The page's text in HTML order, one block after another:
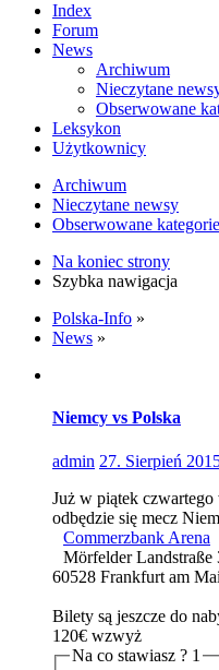
Index
Forum
News
Archiwum
Nieczytane
Obserwowane
Leksykon
Użytkownicy
Archiwum
Nieczytane newsy
Obserwowane kategorie
Na koniec strony
Szybka nawigacja
Polska-Info »
News »
Niemcy vs Polska
admin 27. Sierpień
Już w piątek
odbędzie się mecz
Commerzbank Arena
Mörfelder Landstraße
60528 Frankfurt am
Bilety są jeszcze do
120€ wzwyż
Na co stawiasz ? 1